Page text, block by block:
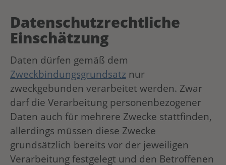
Datenschutzrechtliche
Einschätzung
Daten dürfen gemäß dem
Zweckbindungsgrundsatz nur
zweckgebunden verarbeitet werden. Zwar
darf die Verarbeitung personenbezogener
Daten auch für mehrere Zwecke stattfinden,
allerdings müssen diese Zwecke
grundsätzlich bereits vor der jeweiligen
Verarbeitung festgelegt und den Betroffenen